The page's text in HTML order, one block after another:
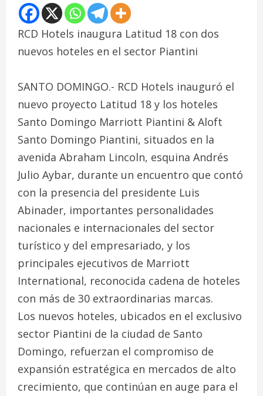
RCD Hotels inaugura Latitud 18 con dos
nuevos hoteles en el sector Piantini
SANTO DOMINGO.- RCD Hotels inauguró el
nuevo proyecto Latitud 18 y los hoteles
Santo Domingo Marriott Piantini & Aloft
Santo Domingo Piantini, situados en la
avenida Abraham Lincoln, esquina Andrés
Julio Aybar, durante un encuentro que contó
con la presencia del presidente Luis
Abinader, importantes personalidades
nacionales e internacionales del sector
turístico y del empresariado, y los
principales ejecutivos de Marriott
International, reconocida cadena de hoteles
con más de 30 extraordinarias marcas.
Los nuevos hoteles, ubicados en el exclusivo
sector Piantini de la ciudad de Santo
Domingo, refuerzan el compromiso de
expansión estratégica en mercados de alto
crecimiento, que continúan en auge para el